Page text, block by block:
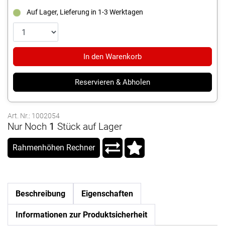
Auf Lager, Lieferung in 1-3 Werktagen
In den Warenkorb
Reservieren & Abholen
Art. Nr.: 1002054
Nur Noch 1 Stück auf Lager
Rahmenhöhen Rechner
Beschreibung Eigenschaften
Informationen zur Produktsicherheit